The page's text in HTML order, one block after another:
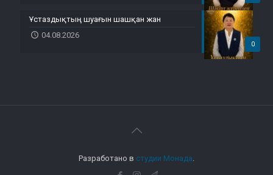
0
Ұстаздықтың шуағын шашқан жан
04.08.2026
Разработано в студии Монада